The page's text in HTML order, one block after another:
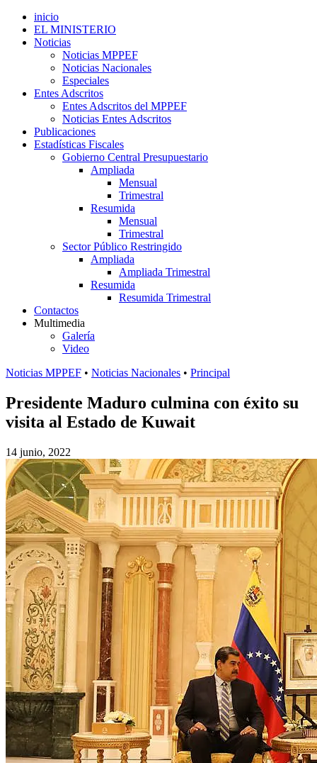
inicio
EL MINISTERIO
Noticias
Noticias MPPEF
Noticias Nacionales
Especiales
Entes Adscritos
Entes Adscritos del MPPEF
Noticias Entes Adscritos
Publicaciones
Estadísticas Fiscales
Gobierno Central Presupuestario
Ampliada
Mensual
Trimestral
Resumida
Mensual
Trimestral
Sector Público Restringido
Ampliada
Ampliada Trimestral
Resumida
Resumida Trimestral
Contactos
Multimedia
Galería
Video
Noticias MPPEF • Noticias Nacionales • Principal
Presidente Maduro culmina con éxito su
visita al Estado de Kuwait
14 junio, 2022